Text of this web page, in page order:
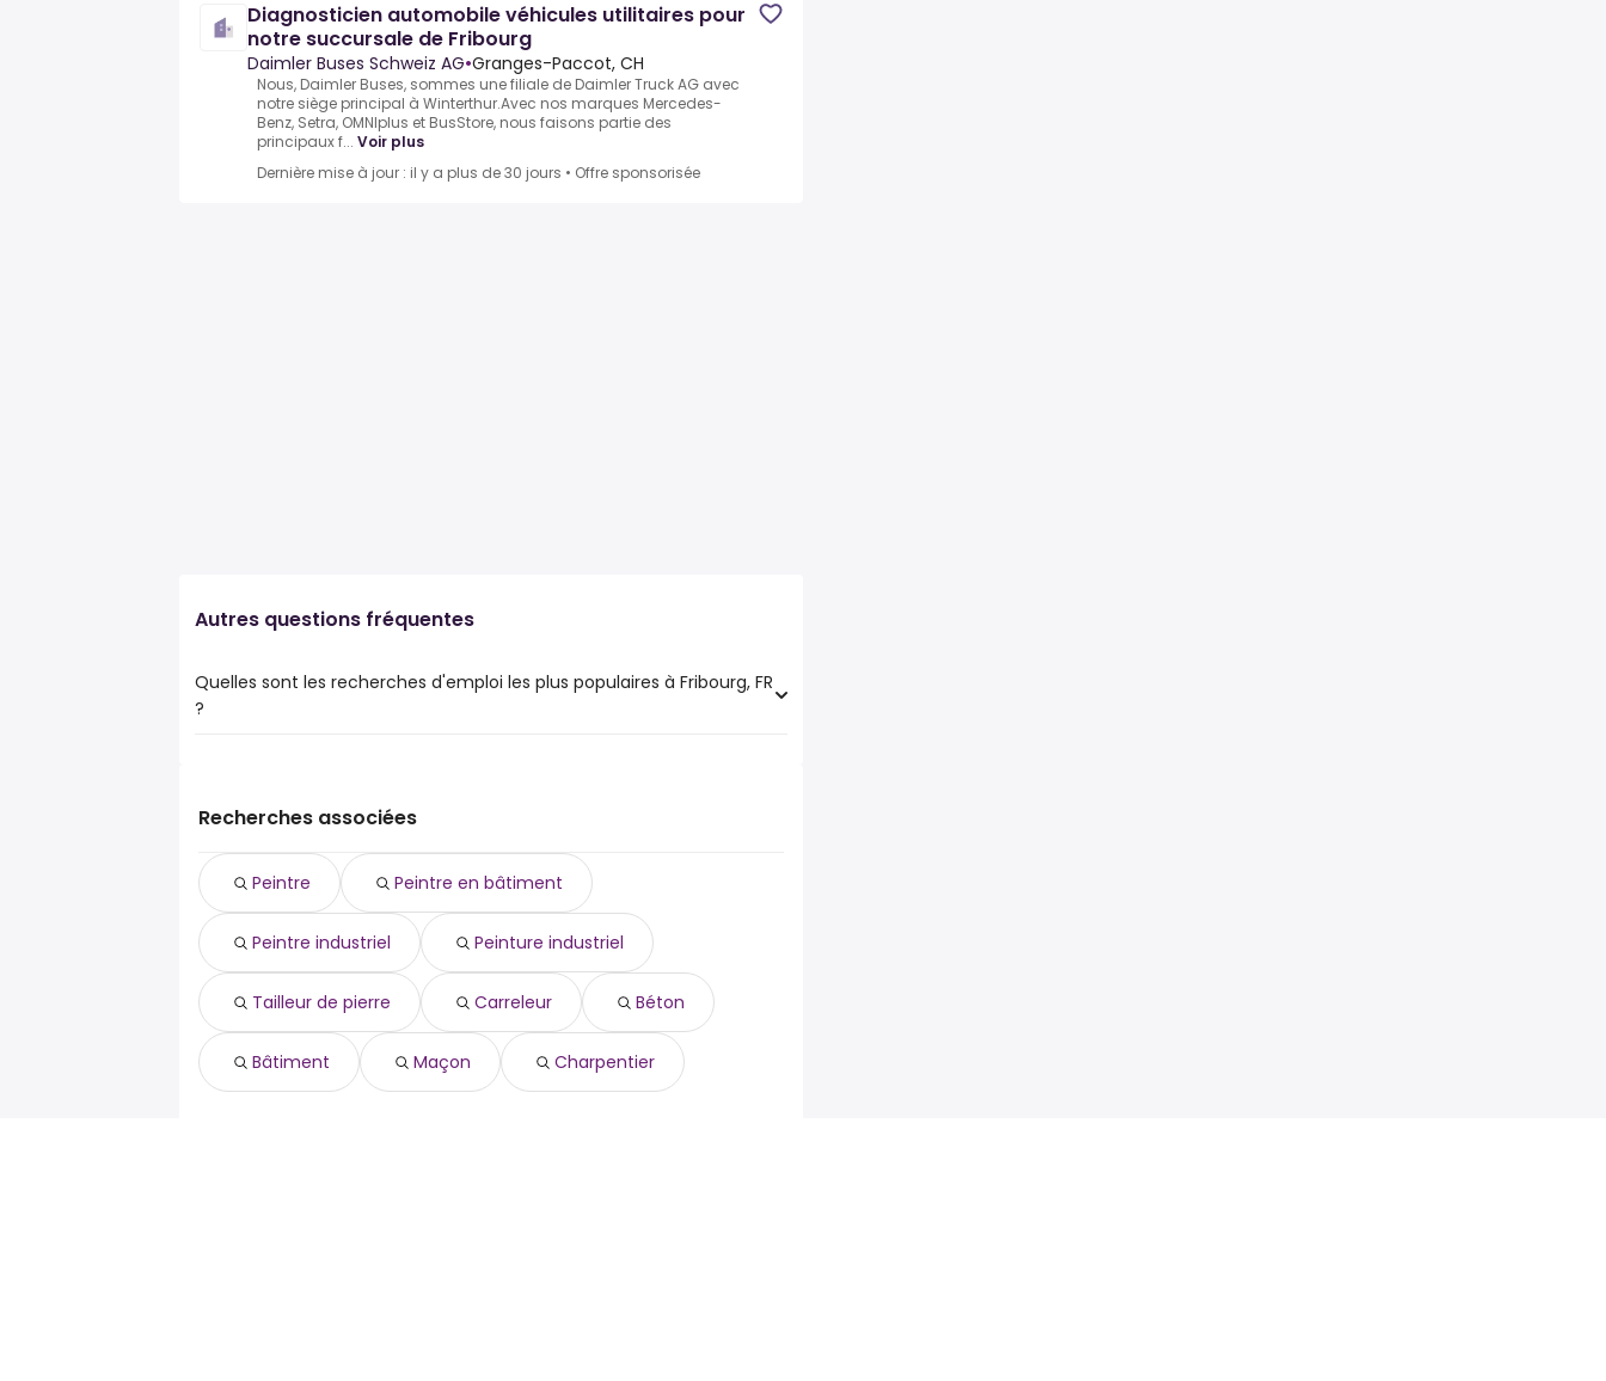
Diagnosticien automobile véhicules utilitaires pour
notre succursale de Fribourg
Daimler Buses Schweiz AG•Granges-Paccot, CH
Nous, Daimler Buses, sommes une filiale de Daimler Truck AG avec
notre siège principal à Winterthur.Avec nos marques Mercedes-
Benz, Setra, OMNIplus et BusStore, nous faisons partie des
principaux f... Voir plus
Dernière mise à jour : il y a plus de 30 jours • Offre sponsorisée
Autres questions fréquentes
Quelles sont les recherches d'emploi les plus populaires à Fribourg, FR
?
migros
social
logisticien
ressources humaines
la poste
secrétariat médical
Recherches associées
Peintre Peintre en bâtiment
Peintre industriel Peinture industriel
Tailleur de pierre Carreleur Béton
Bâtiment Maçon Charpentier